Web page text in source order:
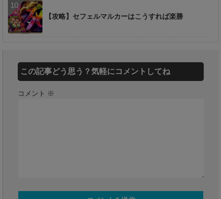
【攻略】セフェルマルカーはこうすれば楽勝
この記事どう思う？気軽にコメントしてね
コメント ※